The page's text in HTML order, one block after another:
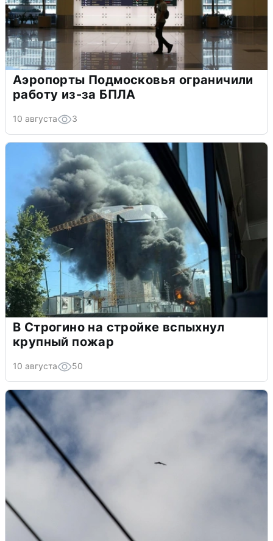
Аэропорты Подмосковья ограничили
работу из-за БПЛА
10 августа 3
В Строгино на стройке вспыхнул
крупный пожар
10 августа 50